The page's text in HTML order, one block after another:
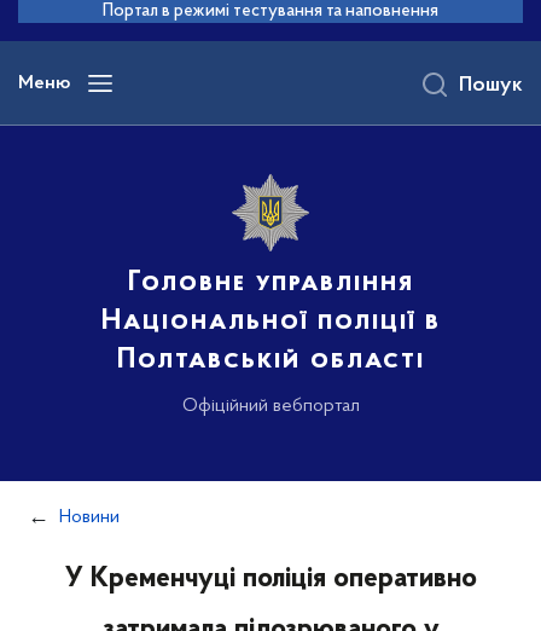
основного
вмісту
Портал в режимі тестування та наповнення
Меню
Головне управління
Національної поліції в
Полтавській області
Офіційний вебпортал
Пошук
Новини
У Кременчуці поліція оперативно